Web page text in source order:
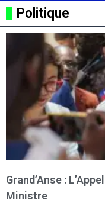
Politique
Grand’Anse :
Ministre